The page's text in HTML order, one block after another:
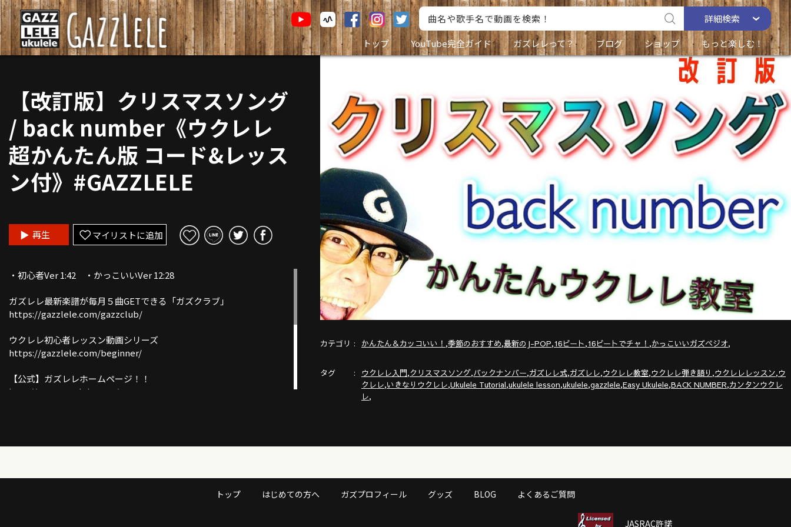
詳細検索
トップ
YouTube完全ガイド ガズレレって？ ブログ ショップ もっと楽しむ！
カテゴリ かんたん＆カッコいい！ ,季節のおすすめ,最新のJ-POP,16ビート,16ビートでチャ！ ,かっこいいガズペジオ,
タグ ウクレレ入門,クリスマスソング,バックナンバー,ガズレレ式,ガズレレ,ウクレレ教室,ウクレレ弾き語り ,ウクレレレッスン,ウ
クレレ,いきなりウクレレ,Ukulele Tutorial,ukulele lesson,ukulele,gazzlele,Easy Ukulele,BACK NUMBER,カンタンウクレ
レ,
【改訂版】クリスマスソング
/ back number《ウクレレ
超かんたん版 コード&レッス
ン付》#GAZZLELE
再生 マイリストに追加
・初心者Ver 1:42 ・かっこいいVer 12:28
ガズレレ最新楽譜が毎月５曲GETできる「ガズクラブ」
https://gazzlele.com/gazzclub/
ウクレレ初心者レッスン動画シリーズ
https://gazzlele.com/beginner/
【公式】ガズレレホームページ！！
http://www.gazzlele.com/
トップ はじめての方へ ガズプロフィール グッズ BLOG よくあるご質問
JASRAC許諾